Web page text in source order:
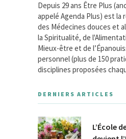
Depuis 29 ans Être Plus
appelé Agenda Plus) est la
des Médecines douces et
la Spiritualité, de
Mieux-être et de
personnel (plus de 150
disciplines proposées
DERNIERS ARTICLES
L’École